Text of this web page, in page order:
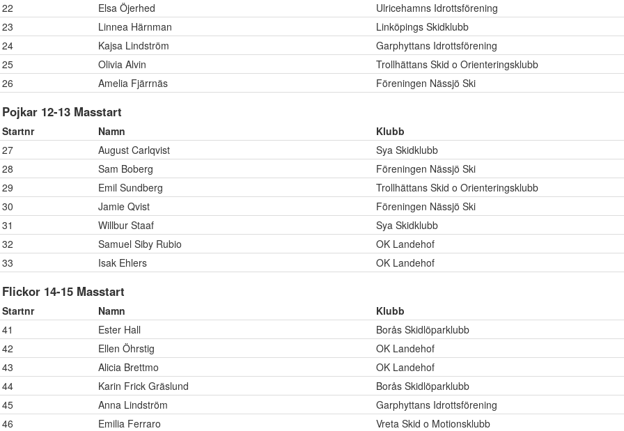
22
Elsa Öjerhed
Ulricehamns Idrottsförening
23
Linnea Härnman
Linköpings Skidklubb
24
Kajsa Lindström
Garphyttans Idrottsförening
25
Olivia Alvin
Trollhättans Skid o Orienteringsklubb
26
Amelia Fjärrnäs Föreningen Nässjö Ski
Pojkar 12-13 Masstart
Startnr Namn Klubb
27
August Carlqvist
Sya Skidklubb
28
Sam Boberg
Föreningen Nässjö Ski
29
Emil Sundberg
Trollhättans Skid o Orienteringsklubb
30
Jamie Qvist
Föreningen Nässjö Ski
31
Willbur Staaf
Sya Skidklubb
32
Samuel Siby Rubio
OK Landehof
33
Isak Ehlers OK Landehof
Flickor 14-15 Masstart
Startnr Namn Klubb
41
Ester Hall
Borås Skidlöparklubb
42
Ellen Öhrstig
OK Landehof
43
Alicia Brettmo
OK Landehof
44
Karin Frick Gräslund
Borås Skidlöparklubb
45
Anna Lindström
Garphyttans Idrottsförening
46
Emilia Ferraro
Vreta Skid o Motionsklubb